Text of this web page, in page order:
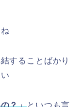
することばかり
？」といつも言